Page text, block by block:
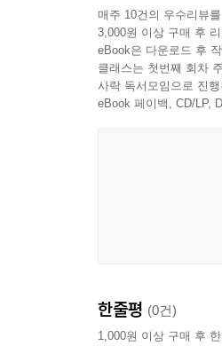
매주 10건의 우수리뷰
3,000원 이상 구매 후
eBook은 다운로드 후
클래스는 첫번째 회차
사락 독서모임으로 진
eBook 페이백, CD/LP,
한줄평 (0건)
1,000원 이상 구매 후